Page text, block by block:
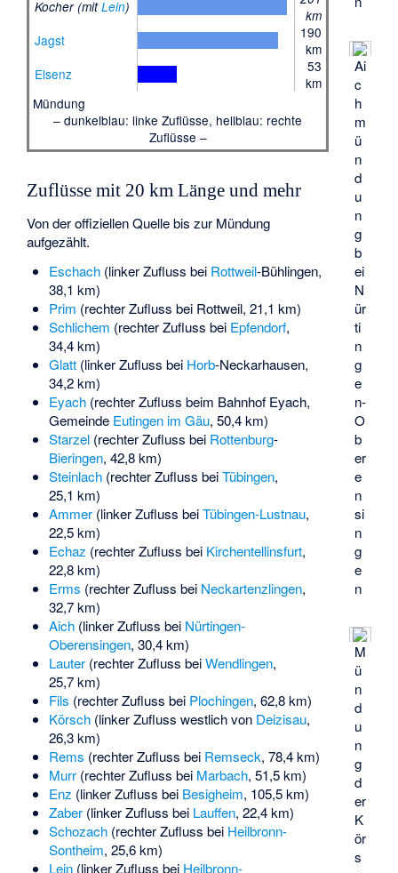
Ai
c
h
m
ü
n
d
u
n
g
b
ei
N
ür
ti
n
g
e
n-
O
b
er
e
n
si
n
g
e
n
M
ü
n
d
u
n
g
d
er
K
ör
s
Kocher (mitLein)
km
Jagst
190
km
Elsenz
53
km
Mündung
– dunkelblau: linke Zuflüsse, hellblau: rechte
Zuflüsse –
Zuflüsse mit 20 km Länge und mehr
Von der offiziellen Quelle bis zur Mündung
aufgezählt.
Eschach(linker Zufluss bei Rottweil-Bühlingen,
38,1 km)
Prim (rechter Zufluss bei Rottweil, 21,1 km)
Schlichem (rechter Zufluss bei Epfendorf,
34,4 km)
Glatt(linker Zufluss bei Horb-Neckarhausen,
34,2 km)
Eyach(rechter Zufluss beim Bahnhof Eyach,
Gemeinde Eutingen im Gäu, 50,4 km)
Starzel(rechter Zufluss bei Rottenburg-
Bieringen, 42,8 km)
Steinlach(rechter Zufluss beiTübingen,
25,1 km)
Ammer(linker Zufluss beiTübingen-Lustnau,
22,5 km)
Echaz (rechter Zufluss bei Kirchentellinsfurt,
22,8 km)
Erms (rechter Zufluss bei Neckartenzlingen,
32,7 km)
Aich(linker Zufluss bei Nürtingen-
Oberensingen, 30,4 km)
Lauter(rechter Zufluss beiWendlingen,
25,7 km)
Fils (rechter Zufluss bei Plochingen, 62,8 km)
Körsch(linker Zufluss westlich von Deizisau,
26,3 km)
Rems (rechter Zufluss bei Remseck, 78,4 km)
Murr(rechter Zufluss bei Marbach, 51,5 km)
Enz (linker Zufluss bei Besigheim, 105,5 km)
Zaber(linker Zufluss bei Lauffen, 22,4 km)
Schozach(rechter Zufluss bei Heilbronn-
Sontheim, 25,6 km)
Lein(linker Zufluss bei Heilbronn-